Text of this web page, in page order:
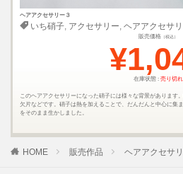
ヘアアクセサリー３
いち硝子, アクセサリー ヘアアクセサ
販売価格 （税込）
在庫状態 : 売り切れ
このヘアアクセサリーになった硝子には様々な背景があります
欠片などです。硝子は熱を加えることで、だんだんと中心に集
をそのまま生かしました。
HOME 販売作品 ヘアアクセサ